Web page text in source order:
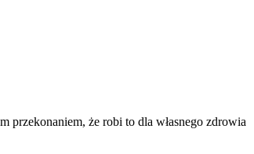
przekonaniem, że robi to dla własnego zdrowia